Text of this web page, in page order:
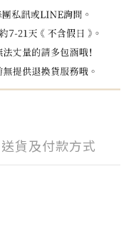
送貨及付款方式